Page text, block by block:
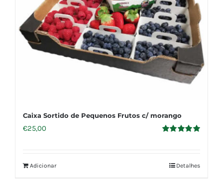
Caixa Sortido de Pequenos Frutos c/ morango
€25,00
Adicionar Detalhes